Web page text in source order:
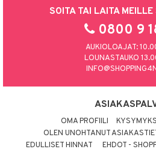
SOITA TAI LAITA
0800 9
AUKIOLOAJAT:
LOUNASTAUKO
OMA PROFIILI
OLEN UNOHTANUT
EDULLISET HINNAT
EHDOT -